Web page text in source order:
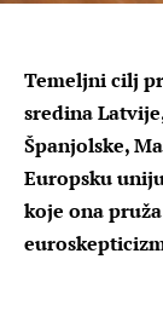
Temeljni cilj
sredina
Španjolske,
Europsku
koje ona